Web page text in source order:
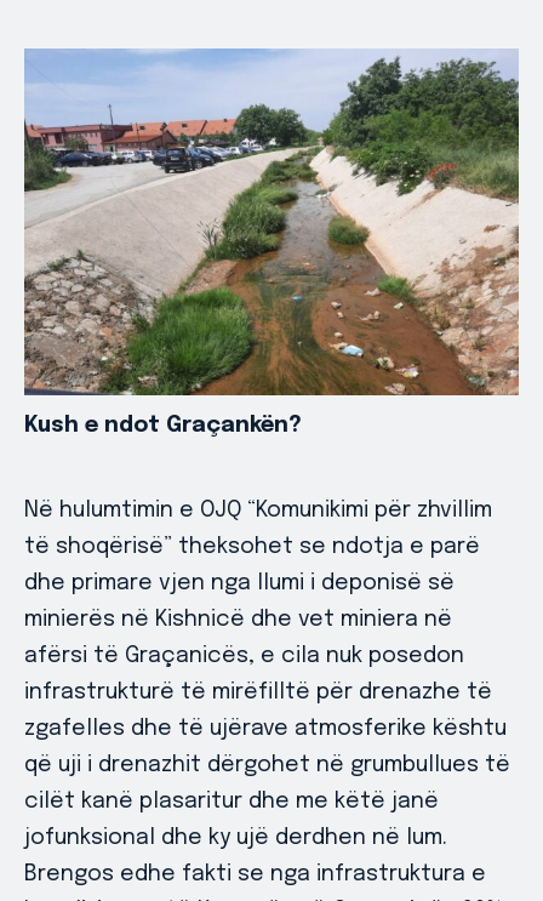
Kush e ndot Graçankën?
Në hulumtimin e OJQ “Komunikimi për zhvillim
të shoqërisë” theksohet se ndotja e parë
dhe primare vjen nga llumi i deponisë së
minierës në Kishnicë dhe vet miniera në
afërsi të Graçanicës, e cila nuk posedon
infrastrukturë të mirëfilltë për drenazhe të
zgafelles dhe të ujërave atmosferike kështu
që uji i drenazhit dërgohet në grumbullues të
cilët kanë plasaritur dhe me këtë janë
jofunksional dhe ky ujë derdhen në lum.
Brengos edhe fakti se nga infrastruktura e